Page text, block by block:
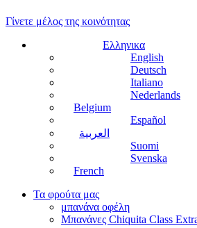
Γίνετε μέλος της κοινότητας
Ελληνικα
English
Deutsch
Italiano
Nederlands
Belgium
Español
العربية
Suomi
Svenska
French
Τα φρούτα μας
μπανάνα οφέλη
Μπανάνες Chiquita Class